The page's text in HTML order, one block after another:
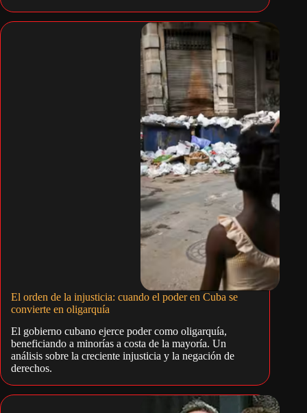
El orden de la injusticia: cuando el poder en Cuba se
convierte en oligarquía
El gobierno cubano ejerce poder como oligarquía,
beneficiando a minorías a costa de la mayoría. Un
análisis sobre la creciente injusticia y la negación de
derechos.